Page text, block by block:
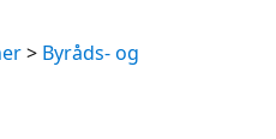
> Byråds- og